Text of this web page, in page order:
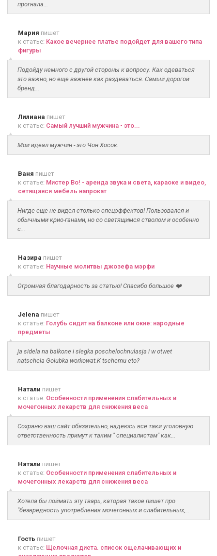
прогнала...
Мария пишет
к статье: Какое вечернее платье подойдет для вашего типа
фигуры
Подойду немного с другой стороны к вопросу. Как одеваться
это важно, но ещё важнее как раздеваться. Самый дорогой
бренд...
Лилиана пишет
к статье: Самый лучший мужчина - это...
Мой идеал мужчин - это Чон Хосок.
Ваня пишет
к статье: Мистер Во! - аренда звука и света, караоке и видео,
сетящаяся мебель напрокат
Нигде еще не видел столько спецэффектов! Пользовался и
обычными крио-ганами, но со светящимся стволом и особенно
с...
Назира пишет
к статье: Научные молитвы джозефа мэрфи
Огромная благодарность за статью! Спасибо большое ❤️
Jelena пишет
к статье: Голубь сидит на балконе или окне: народные
предметы
ja sidela na balkone i slegka poschelochnulasja i w otwet
natschela Golubka workowat.K tschemu eto?
Натали пишет
к статье: Особенности применения слабительных и
мочегонных лекарств для снижения веса
Сохраню ваш сайт обязательно, надеюсь все таки уголовную
ответственность примут к таким " специалистам" как...
Натали пишет
к статье: Особенности применения слабительных и
мочегонных лекарств для снижения веса
Хотела бы поймать эту тварь, каторая такое пишет про
"безвредность употребления мочегонных и слабительных,...
Гость пишет
к статье: Щелочная диета. список ощелачивающих и